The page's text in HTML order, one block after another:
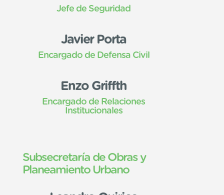
Jefe de Seguridad
Javier Porta
Encargado de Defensa Civil
Enzo Griffth
Encargado de Relaciones
Institucionales
Subsecretaría de Obras y
Planeamiento Urbano